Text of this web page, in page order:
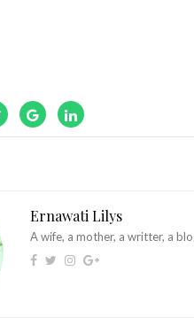
Ernawati Lilys
A wife, a mother, a writter, a